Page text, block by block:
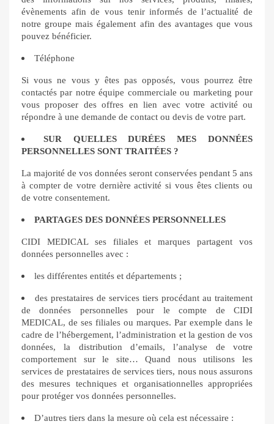
évènements afin de vous tenir informés de l’actualité de
notre groupe mais également afin des avantages que vous
pouvez bénéficier.
Téléphone
Si vous ne vous y êtes pas opposés, vous pourrez être
contactés par notre équipe commerciale ou marketing pour
vous proposer des offres en lien avec votre activité ou
répondre à une demande de contact ou devis de votre part.
SUR QUELLES DURÉES MES DONNÉES
PERSONNELLES SONT TRAITÉES ?
La majorité de vos données seront conservées pendant 5 ans
à compter de votre dernière activité si vous êtes clients ou
de votre consentement.
PARTAGES DES DONNÉES PERSONNELLES
CIDI MEDICAL ses filiales et marques partagent vos
données personnelles avec :
les différentes entités et départements ;
des prestataires de services tiers procédant au traitement
de données personnelles pour le compte de CIDI
MEDICAL, de ses filiales ou marques. Par exemple dans le
cadre de l’hébergement, l’administration et la gestion de vos
données, la distribution d’emails, l’analyse de votre
comportement sur le site… Quand nous utilisons les
services de prestataires de services tiers, nous nous assurons
des mesures techniques et organisationnelles appropriées
pour protéger vos données personnelles.
D’autres tiers dans la mesure où cela est nécessaire :